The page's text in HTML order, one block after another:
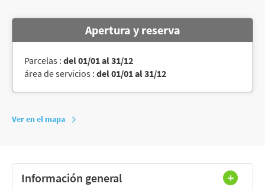
Apertura y reserva
Parcelas : del 01/01 al 31/12
área de servicios : del 01/01 al 31/12
Ver en el mapa
Información general